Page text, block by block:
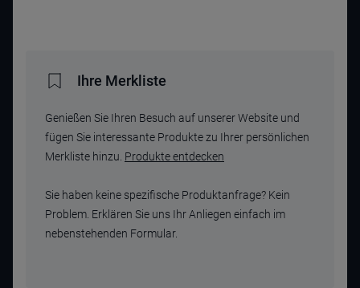
Ihre Merkliste
Genießen Sie Ihren Besuch auf unserer Website und
fügen Sie interessante Produkte zu Ihrer persönlichen
Merkliste hinzu. Produkte entdecken
Sie haben keine spezifische Produktanfrage? Kein
Problem. Erklären Sie uns Ihr Anliegen einfach im
nebenstehenden Formular.